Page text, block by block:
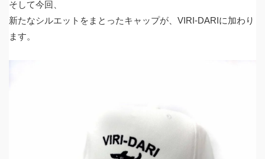
そして今回、
新たなシルエットをまとったキャップが、VIRI-DARIに加わり
ます。